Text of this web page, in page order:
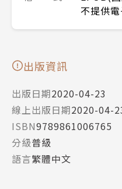
不提供
出版資訊
出版日期2020-04-23
線上出版日期2020-04-
ISBN9789861006765
分級普級
語言繁體中文